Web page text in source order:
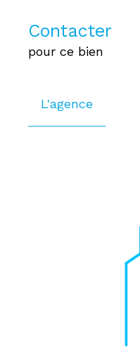
Contacter
pour ce bien
L'agence